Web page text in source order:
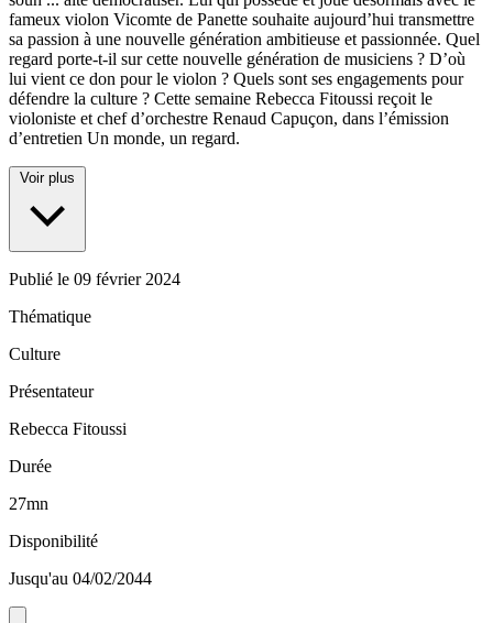
fameux violon Vicomte de Panette souhaite aujourd’hui transmettre
sa passion à une nouvelle génération ambitieuse et passionnée. Quel
regard porte-t-il sur cette nouvelle génération de musiciens ? D’où
lui vient ce don pour le violon ? Quels sont ses engagements pour
défendre la culture ? Cette semaine Rebecca Fitoussi reçoit le
violoniste et chef d’orchestre Renaud Capuçon, dans l’émission
d’entretien Un monde, un regard.
Voir plus
Publié le 09 février 2024
Thématique
Culture
Présentateur
Rebecca Fitoussi
Durée
27mn
Disponibilité
Jusqu'au 04/02/2044